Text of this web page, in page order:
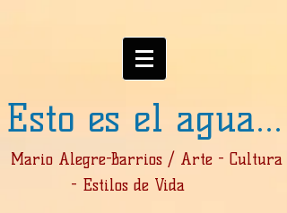
Esto es el agua...
Mario Alegre-Barrios / Arte - Cultura
- Estilos de Vida